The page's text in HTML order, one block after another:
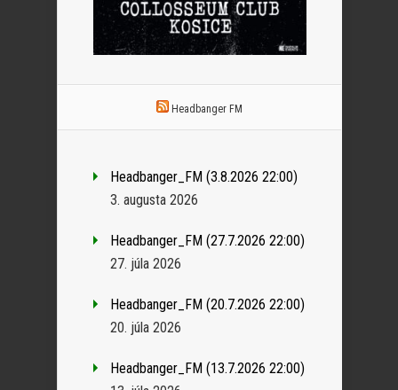
Headbanger FM
Headbanger_FM (3.8.2026 22:00)
3. augusta 2026
Headbanger_FM (27.7.2026 22:00)
27. júla 2026
Headbanger_FM (20.7.2026 22:00)
20. júla 2026
Headbanger_FM (13.7.2026 22:00)